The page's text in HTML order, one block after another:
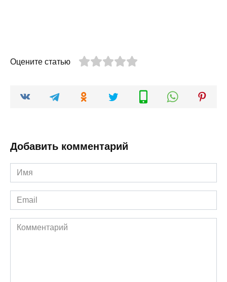
Оцените статью
Добавить комментарий
Имя
*
Email
*
Комментарий